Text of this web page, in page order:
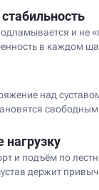
и не
в каждом
над
и подъём по
держит